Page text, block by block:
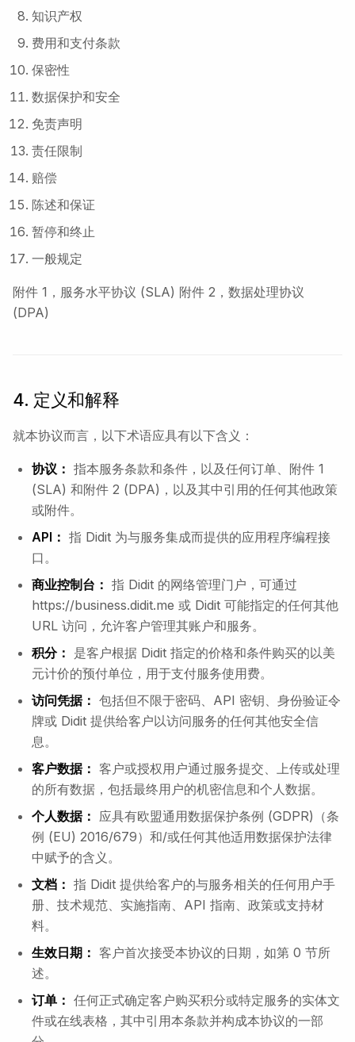
知识产权
费用和支付条款
保密性
数据保护和安全
免责声明
责任限制
赔偿
陈述和保证
暂停和终止
一般规定
附件 1，服务水平协议 (SLA) 附件 2，数据处理协议
(DPA)
4. 定义和解释
就本协议而言，以下术语应具有以下含义：
协议： 指本服务条款和条件，以及任何订单、附件 1
(SLA) 和附件 2 (DPA)，以及其中引用的任何其他政策
或附件。
API： 指 Didit 为与服务集成而提供的应用程序编程接
口。
商业控制台： 指 Didit 的网络管理门户，可通过
https://business.didit.me 或 Didit 可能指定的任何其他
URL 访问，允许客户管理其账户和服务。
积分： 是客户根据 Didit 指定的价格和条件购买的以美
元计价的预付单位，用于支付服务使用费。
访问凭据： 包括但不限于密码、API 密钥、身份验证令
牌或 Didit 提供给客户以访问服务的任何其他安全信
息。
客户数据： 客户或授权用户通过服务提交、上传或处理
的所有数据，包括最终用户的机密信息和个人数据。
个人数据： 应具有欧盟通用数据保护条例 (GDPR)（条
例 (EU) 2016/679）和/或任何其他适用数据保护法律
中赋予的含义。
文档： 指 Didit 提供给客户的与服务相关的任何用户手
册、技术规范、实施指南、API 指南、政策或支持材
料。
生效日期： 客户首次接受本协议的日期，如第 0 节所
述。
订单： 任何正式确定客户购买积分或特定服务的实体文
件或在线表格，其中引用本条款并构成本协议的一部